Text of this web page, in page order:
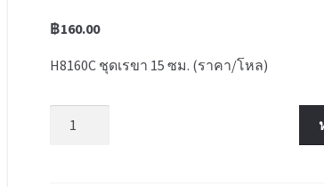
฿160.00
H8160C ชุดเรขา 15 ซม. (ราคา/โหล)